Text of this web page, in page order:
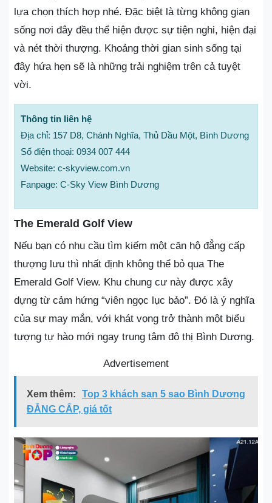
lựa chọn thích hợp nhé. Đặc biệt là từng không gian
sống nơi đây đều thể hiện được sự tiện nghi, hiện đại
và nét thời thượng. Khoảng thời gian sinh sống tại
đây hứa hẹn sẽ là những trải nghiệm trên cả tuyệt
vời.
Thông tin liên hệ
Địa chỉ: 157 D8, Chánh Nghĩa, Thủ Dầu Một, Bình Dương
Số điện thoại: 0934 007 444
Website: c-skyview.com.vn
Fanpage: C-Sky View Bình Dương
The Emerald Golf View
Nếu bạn có nhu cầu tìm kiếm một căn hộ đẳng cấp
thượng lưu thì nhất định không thể bỏ qua The
Emerald Golf View. Khu chung cư này được xây
dựng từ cảm hứng “viên ngọc lục bảo”. Đó là ý nghĩa
của sự may mắn, với khát vọng trở thành một biểu
tượng tự hào mới ngay trung tâm đô thị Bình Dương.
Advertisement
Xem thêm:
Top 3 khách sạn 5 sao Bình Dương
ĐẲNG CẤP, giá tốt